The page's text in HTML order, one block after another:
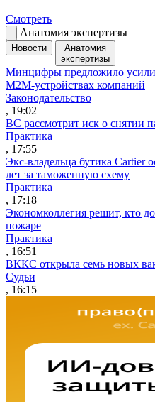
Смотреть
Анатомия экспертизы
Новости
Анатомия
экспертизы
Минцифры предложило
M2M-устройствах компаний
Законодательство
, 19:02
ВС рассмотрит иск о снятии
Практика
, 17:55
Экс-владельца бутика Cartier
лет за таможенную схему
Практика
, 17:18
Экономколлегия решит, кто
пожаре
Практика
, 16:51
ВККС открыла семь новых
Судьи
, 16:15